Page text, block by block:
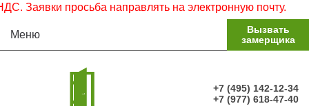
просьба направлять на электронную почту.
Меню
Вызвать
замерщика
+7 (495) 142-12-34
+7 (977) 618-47-40